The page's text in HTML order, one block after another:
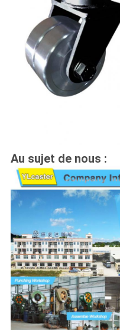
Au sujet de nous :